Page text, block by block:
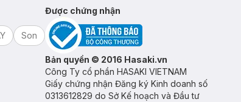
Son
Được chứng nhận
Bản quyền © 2016 Hasaki.vn
Công Ty cổ phần HASAKI VIETNAM
Giấy chứng nhận Đăng ký Kinh doanh số
0313612829 do Sở Kế hoạch và Đầu tư